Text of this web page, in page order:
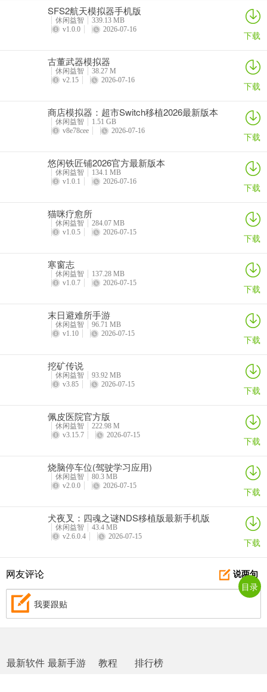
天。有了小K同学，你无需手动输入，只需简单说出需求，就能快速
准确地完成操作。它就像你的贴心小助手，无论你是在忙碌中还是休
闲时，都能轻松应对各种需求，让你的生活更加便捷高效。赶快下载
**问题1：小K同学能唤醒哪些手机应用？**
小K同学支持语音唤起多种手机应用，比如微信、抖音等，直接说“打
开微信”“打开抖音”等指令就能唤醒。
**问题2：小K同学能实现哪些语音指令操作？**
妈”就能拨打电话，说“播放上一曲”可切换歌曲。
小K同学语音识别功能出色，无论是嘈杂环境还是快速语速下，都能
较准确地识别出语音。
小K同学支持自定义文本朗读，有标准的普通话发音，可按照你的需
求朗读特定文本。
SFS2航天模拟器手机版
休闲益智
339.13 MB
v1.0.0
2026-07-16 下载
古董武器模拟器
休闲益智
38.27 M
v2.15
2026-07-16 下载
商店模拟器：超市Switch移植2026最新版本
休闲益智
1.51 GB
v8e78cee
2026-07-16 下载
悠闲铁匠铺2026官方最新版本
休闲益智
134.1 MB
v1.0.1
2026-07-16 下载
猫咪疗愈所
休闲益智
284.07 MB
v1.0.5
2026-07-15 下载
寒窗志
休闲益智
137.28 MB
v1.0.7
2026-07-15 下载
末日避难所手游
休闲益智
96.71 MB
v1.10
2026-07-15 下载
挖矿传说
休闲益智
93.92 MB
v3.85
2026-07-15 下载
佩皮医院官方版
休闲益智
222.98 M
v3.15.7
2026-07-15 下载
烧脑停车位(驾驶学习应用)
休闲益智
80.3 MB
v2.0.0
2026-07-15 下载
犬夜叉：四魂之谜NDS移植版最新手机版
休闲益智
43.4 MB
v2.6.0.4
2026-07-15 下载
说两句
网友评论
我要跟贴
最新软件 最新手游 教程 排行榜
目录